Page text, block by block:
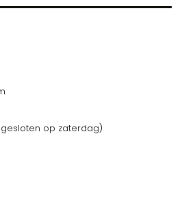
gesloten op zaterdag)